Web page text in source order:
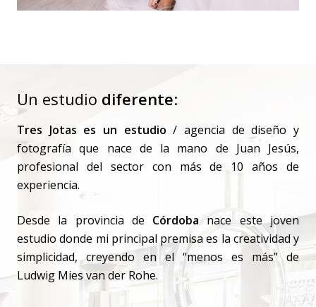
Un estudio diferente:
Tres Jotas es un estudio/ agencia de diseño y
fotografía que nace de la mano de Juan Jesús,
profesional del sector con más de 10 años de
experiencia.
Desde la provincia de Córdobanace este joven
estudio donde mi principal premisa es la creatividad y
simplicidad, creyendo en el “menos es más” de
Ludwig Mies van der Rohe.